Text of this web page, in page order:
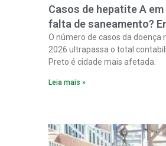
Casos de hepatite A
falta de saneamento?
O número de casos da doença
2026 ultrapassa o total
Preto é cidade mais afetada.
Leia mais »